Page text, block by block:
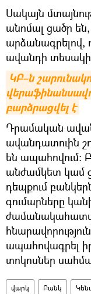
Սակայն
անոմալ ցածր են,
ավանդի
ԿԲ–ն
բարձրացվել է
Դրամական
ավանդատուին
են ապահովում։
անժամկետ կամ
դեպքում
գումարները
ապահովագրել
տոկոսներ
վարկ Բանկ